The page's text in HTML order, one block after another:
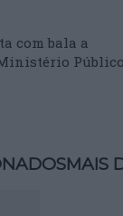
com bala a
Público
MAIS